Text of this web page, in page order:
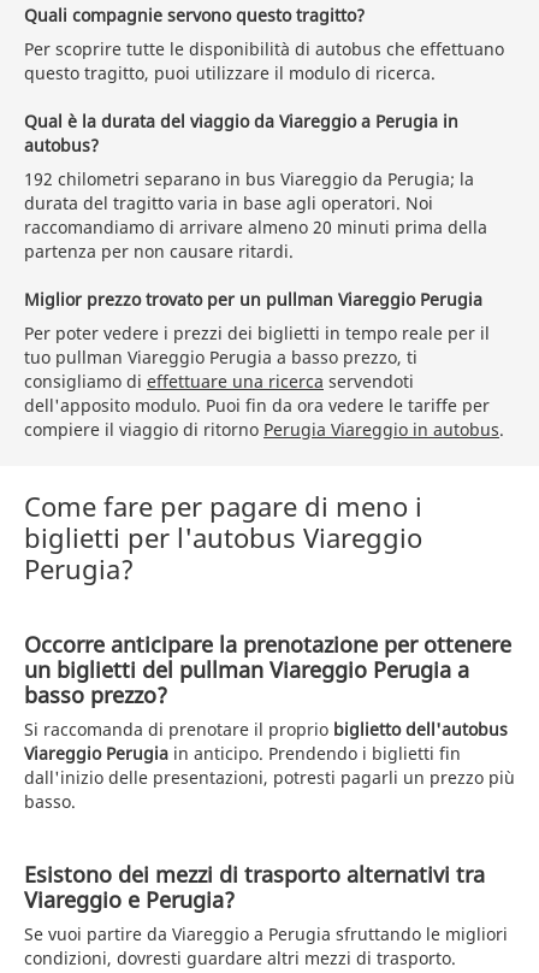
Quali compagnie servono questo tragitto?
Per scoprire tutte le disponibilità di autobus che effettuano
questo tragitto, puoi utilizzare il modulo di ricerca.
Qual è la durata del viaggio da Viareggio a Perugia in
autobus?
192 chilometri separano in bus Viareggio da Perugia; la
durata del tragitto varia in base agli operatori. Noi
raccomandiamo di arrivare almeno 20 minuti prima della
partenza per non causare ritardi.
Miglior prezzo trovato per un pullman Viareggio Perugia
Per poter vedere i prezzi dei biglietti in tempo reale per il
tuo pullman Viareggio Perugia a basso prezzo, ti
consigliamo di effettuare una ricerca servendoti
dell'apposito modulo. Puoi fin da ora vedere le tariffe per
compiere il viaggio di ritorno Perugia Viareggio in autobus.
Come fare per pagare di meno i
biglietti per l'autobus Viareggio
Perugia?
Occorre anticipare la prenotazione per ottenere
un biglietti del pullman Viareggio Perugia a
basso prezzo?
Si raccomanda di prenotare il proprio biglietto dell'autobus
Viareggio Perugia in anticipo. Prendendo i biglietti fin
dall'inizio delle presentazioni, potresti pagarli un prezzo più
basso.
Esistono dei mezzi di trasporto alternativi tra
Viareggio e Perugia?
Se vuoi partire da Viareggio a Perugia sfruttando le migliori
condizioni, dovresti guardare altri mezzi di trasporto.